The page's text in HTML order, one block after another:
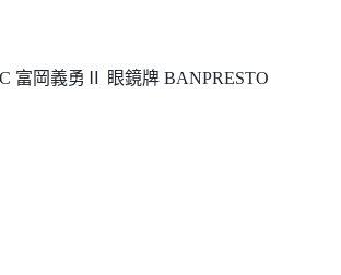
富岡義勇Ⅱ 眼鏡牌 BANPRESTO